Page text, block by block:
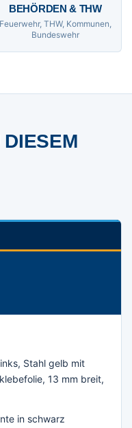
BEHÖRDEN & THW
Feuerwehr, THW, Kommunen,
Bundeswehr
Stahl gelb mit
13 mm breit,
in schwarz